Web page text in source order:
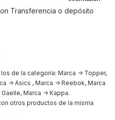
Transferencia o depósito
de la categoría: Marca -> Topper,
-> Asics , Marca -> Reebok, Marca
Marca -> Kappa.
otros productos de la misma